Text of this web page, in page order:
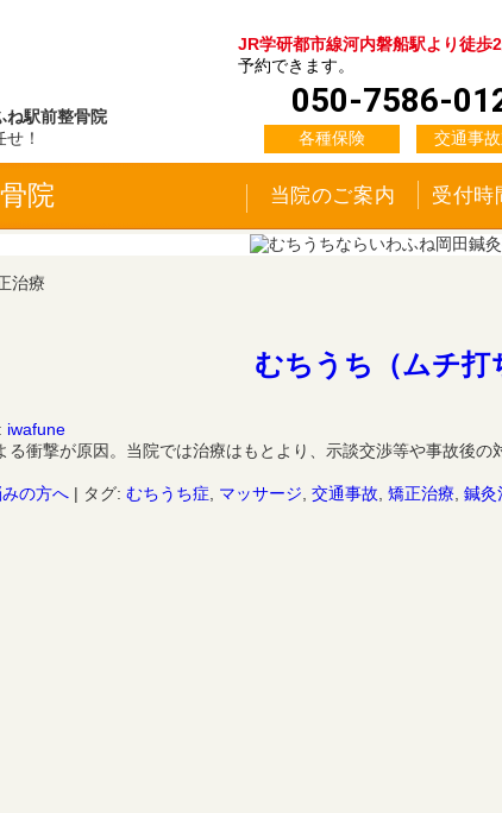
ね駅前整骨院
！
JR学研都市線河内磐船駅より徒歩2
予約できます。
050-7586-
各種保険 交通事
院 当院のご案内 受付時
治療
むちうち（ムチ打
iwafune
る衝撃が原因。当院では治療はもとより、示談交渉等や事故後
の方へ | タグ: むちうち症 マッサージ 交通事故 矯正治療 鍼灸